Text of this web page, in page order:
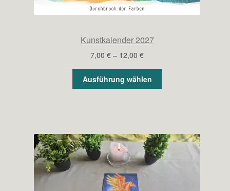
Kunstkalender 2027
7,00 € – 12,00 €Preisspanne:
bis
12,00 €
Ausführung wählen